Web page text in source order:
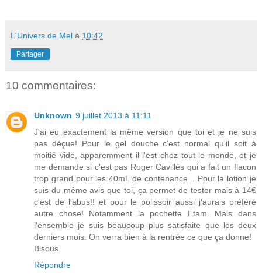
L'Univers de Mel à 10:42
Partager
10 commentaires:
Unknown 9 juillet 2013 à 11:11
J'ai eu exactement la même version que toi et je ne suis
pas déçue! Pour le gel douche c'est normal qu'il soit à
moitié vide, apparemment il l'est chez tout le monde, et je
me demande si c'est pas Roger Cavillès qui a fait un flacon
trop grand pour les 40mL de contenance... Pour la lotion je
suis du même avis que toi, ça permet de tester mais à 14€
c'est de l'abus!! et pour le polissoir aussi j'aurais préféré
autre chose! Notamment la pochette Etam. Mais dans
l'ensemble je suis beaucoup plus satisfaite que les deux
derniers mois. On verra bien à la rentrée ce que ça donne!
Bisous
Répondre